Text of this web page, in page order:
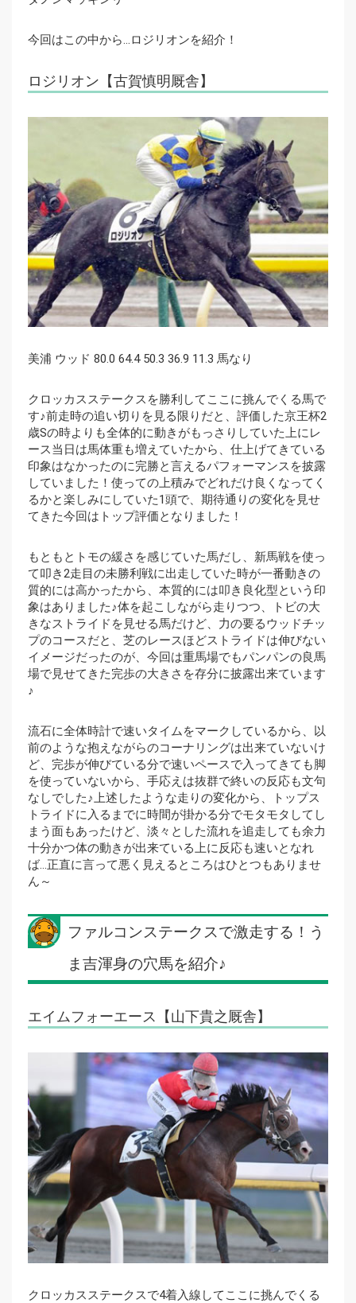
今回はこの中から…ロジリオンを紹介！
ロジリオン【古賀慎明厩舎】
美浦 ウッド 80.0 64.4 50.3 36.9 11.3 馬なり
クロッカスステークスを勝利してここに挑んでくる馬で
す♪前走時の追い切りを見る限りだと、評価した京王杯2
歳Sの時よりも全体的に動きがもっさりしていた上にレ
ース当日は馬体重も増えていたから、仕上げてきている
印象はなかったのに完勝と言えるパフォーマンスを披露
していました！使っての上積みでどれだけ良くなってく
るかと楽しみにしていた1頭で、期待通りの変化を見せ
てきた今回はトップ評価となりました！
もともとトモの緩さを感じていた馬だし、新馬戦を使っ
て叩き2走目の未勝利戦に出走していた時が一番動きの
質的には高かったから、本質的には叩き良化型という印
象はありました♪体を起こしながら走りつつ、トビの大
きなストライドを見せる馬だけど、力の要るウッドチッ
プのコースだと、芝のレースほどストライドは伸びない
イメージだったのが、今回は重馬場でもパンパンの良馬
場で見せてきた完歩の大きさを存分に披露出来ています
♪
流石に全体時計で速いタイムをマークしているから、以
前のような抱えながらのコーナリングは出来ていないけ
ど、完歩が伸びている分で速いペースで入ってきても脚
を使っていないから、手応えは抜群で終いの反応も文句
なしでした♪上述したような走りの変化から、トップス
トライドに入るまでに時間が掛かる分でモタモタしてし
まう面もあったけど、淡々とした流れを追走しても余力
十分かつ体の動きが出来ている上に反応も速いとなれ
ば…正直に言って悪く見えるところはひとつもありませ
ん～
ファルコンステークスで激走する！う
ま吉渾身の穴馬を紹介♪
エイムフォーエース【山下貴之厩舎】
クロッカスステークスで4着入線してここに挑んでくる